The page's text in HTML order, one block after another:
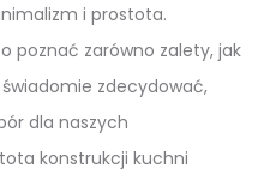
i prostota.
poznać zarówno zalety, jak
zdecydować,
dla naszych
konstrukcji kuchni